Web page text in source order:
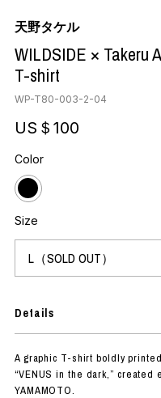
天野タケル
WILDSIDE × Takeru
T-shirt
WP-T80-003-2-04
US＄100
Color
Size
Details
A graphic T-shirt boldly
“VENUS in the dark,” created
YAMAMOTO.